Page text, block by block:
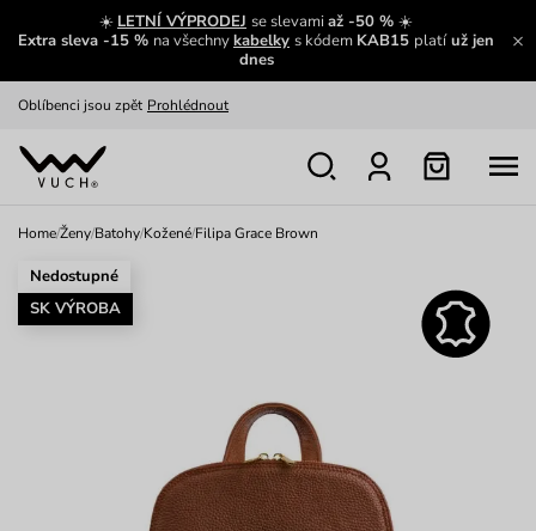
☀️ LETNÍ VÝPRODEJ se slevamiaž -50 % ☀️
Extra sleva -15 % na všechnykabelky s kódem KAB15 platíuž jen
dnes
Zajímavosti ze světa Vuch:
Oblíbenci jsou zpět Prohlédnout
Nech se inspirovat
Home/Ženy/Batohy/Kožené/Filipa Grace Brown
Nedostupné
SK VÝROBA